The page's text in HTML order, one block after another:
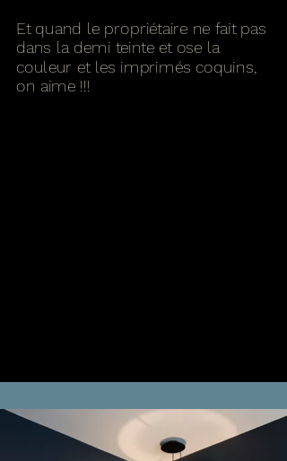
Et quand le propriétaire ne fait pas
dans la demi teinte et ose la
couleur et les imprimés coquins,
on aime !!!